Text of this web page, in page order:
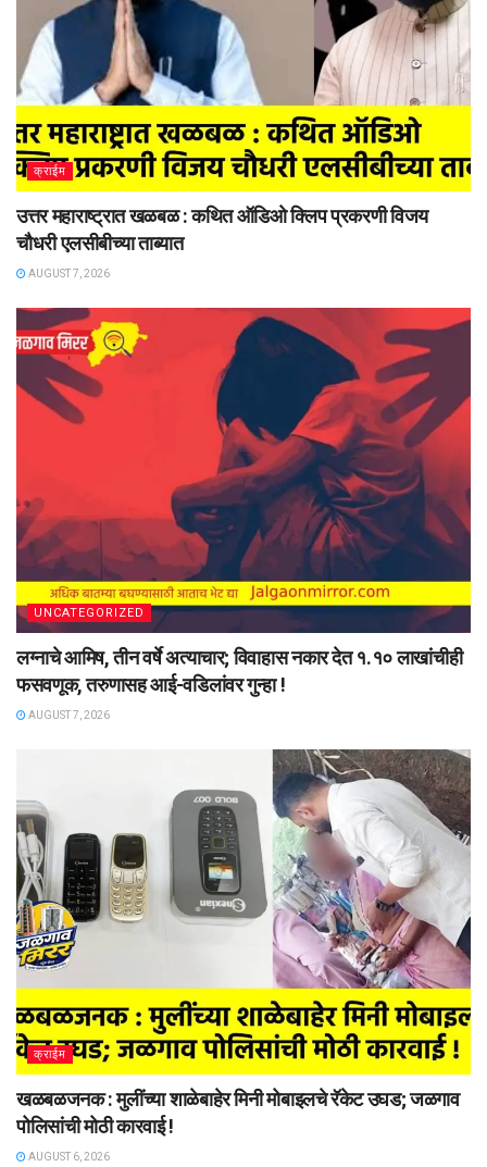
क्राईम
उत्तर महाराष्ट्रात खळबळ : कथित ऑडिओ क्लिप प्रकरणी विजय
चौधरी एलसीबीच्या ताब्यात
AUGUST 7, 2026
UNCATEGORIZED
लग्नाचे आमिष, तीन वर्षे अत्याचार; विवाहास नकार देत १.१० लाखांचीही
फसवणूक, तरुणासह आई-वडिलांवर गुन्हा !
AUGUST 7, 2026
क्राईम
खळबळजनक : मुलींच्या शाळेबाहेर मिनी मोबाइलचे रॅकेट उघड; जळगाव
पोलिसांची मोठी कारवाई !
AUGUST 6, 2026